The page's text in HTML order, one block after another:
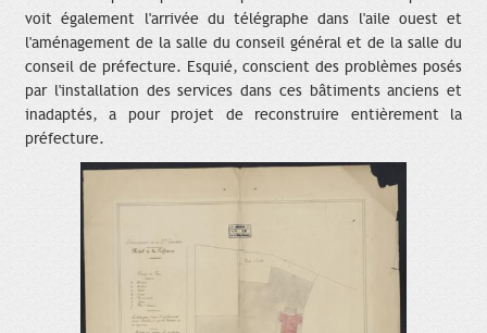
voit également l'arrivée du télégraphe dans l'aile ouest et
l'aménagement de la salle du conseil général et de la salle du
conseil de préfecture. Esquié, conscient des problèmes posés
par l'installation des services dans ces bâtiments anciens et
inadaptés, a pour projet de reconstruire entièrement la
préfecture.